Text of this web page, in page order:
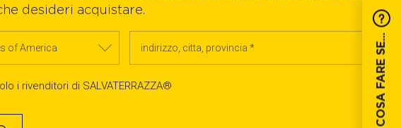
COSA FARE SE...
desideri acquistare.
i rivenditori di SALVATERRAZZA®